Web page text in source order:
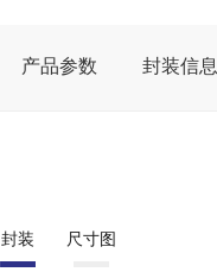
产品参数 封装信息
封装
尺寸图